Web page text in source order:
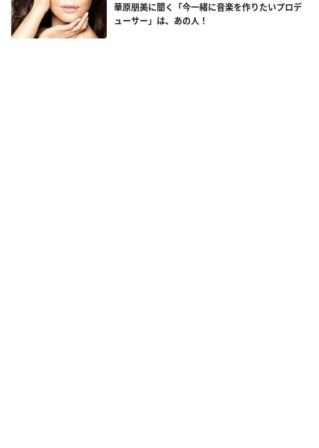
華原朋美に聞く「今一緒に音楽を作りたいプロデ
ューサー」は、あの人！